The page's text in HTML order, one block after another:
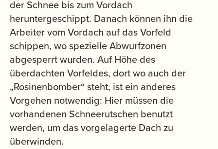
der Schnee bis zum Vordach
heruntergeschippt. Danach können ihn die
Arbeiter vom Vordach auf das Vorfeld
schippen, wo spezielle Abwurfzonen
abgesperrt wurden. Auf Höhe des
überdachten Vorfeldes, dort wo auch der
„Rosinenbomber“ steht, ist ein anderes
Vorgehen notwendig: Hier müssen die
vorhandenen Schneerutschen benutzt
werden, um das vorgelagerte Dach zu
überwinden.